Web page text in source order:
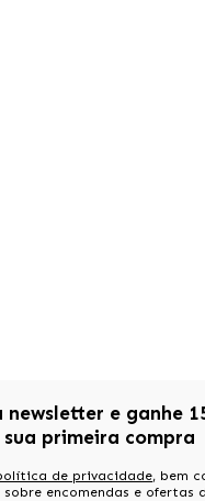
e ganhe
primeira compra
de privacidade, bem
sobre encomendas e ofertas